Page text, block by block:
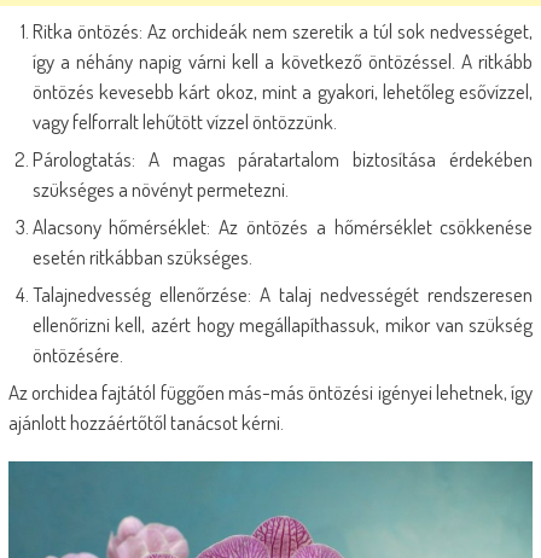
Ritka öntözés: Az orchideák nem szeretik a túl sok nedvességet,
így a néhány napig várni kell a következő öntözéssel. A ritkább
öntözés kevesebb kárt okoz, mint a gyakori, lehetőleg esővízzel,
vagy felforralt lehűtött vízzel öntözzünk.
Párologtatás: A magas páratartalom biztosítása érdekében
szükséges a növényt permetezni.
Alacsony hőmérséklet: Az öntözés a hőmérséklet csökkenése
esetén ritkábban szükséges.
Talajnedvesség ellenőrzése: A talaj nedvességét rendszeresen
ellenőrizni kell, azért hogy megállapíthassuk, mikor van szükség
öntözésére.
Az orchidea fajtától függően más-más öntözési igényei lehetnek, így
ajánlott hozzáértőtől tanácsot kérni.